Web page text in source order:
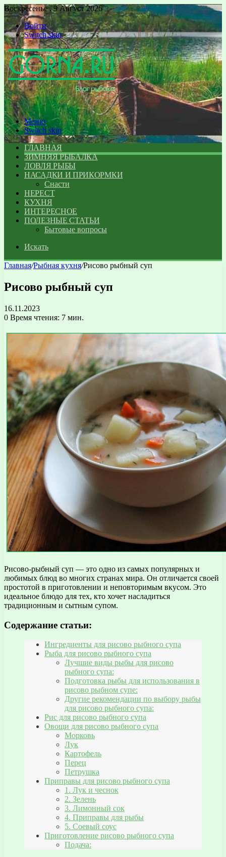
Воскресенье , 9 Август 2026
Войти
Switch skin
Меню
Switch skin
ГЛАВНАЯ
ЗИМНЯЯ РЫБАЛКА
ЛОВЛЯ РЫБЫ
НАСАДКИ И ПРИКОРМКИ
Снасти
НЕРЕСТ
КУХНЯ
ИНТЕРЕСНОЕ
ПОЛЕЗНЫЕ СТАТЬИ
Бытовые вопросы
Искать
Главная/Рыбная кухня/Рисово рыбный суп
Рисово рыбный суп
16.11.2023
0 Время чтения: 7 мин.
Рисово-рыбный суп — это одно из самых популярных и
любимых блюд во многих странах мира. Он отличается своей
простотой в приготовлении и неповторимым вкусом. Это
идеальное блюдо для тех, кто хочет насладиться
традиционным и сытным супом.
Содержание статьи:
Ингредиенты для рисово рыбного супа
Рыба для рисово рыбного супа
Лучшие виды рыбы для рисово
рыбного супа:
Подготовка рыбы для использования в
рисово рыбном супе:
Другие рекомендации по выбору рыбы
для рисово рыбного супа:
Рис для рисово рыбного супа
Овощи для рисово рыбного супа
Морковь
Лук
Картофель
Перец
Петрушка
Приправы для рисово рыбного супа
1. Лук и чеснок
2. Зелень
3. Лимонный сок
4. Приправы для рыбы
5. Соевый соус
Приготовление рисово рыбного супа
Подача: